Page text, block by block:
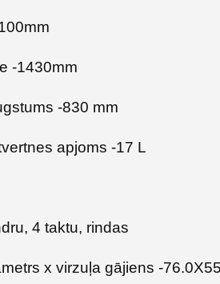
-1430mm
-830 mm
apjoms -17 L
4 taktu, rindas
x virzuļa gājiens -